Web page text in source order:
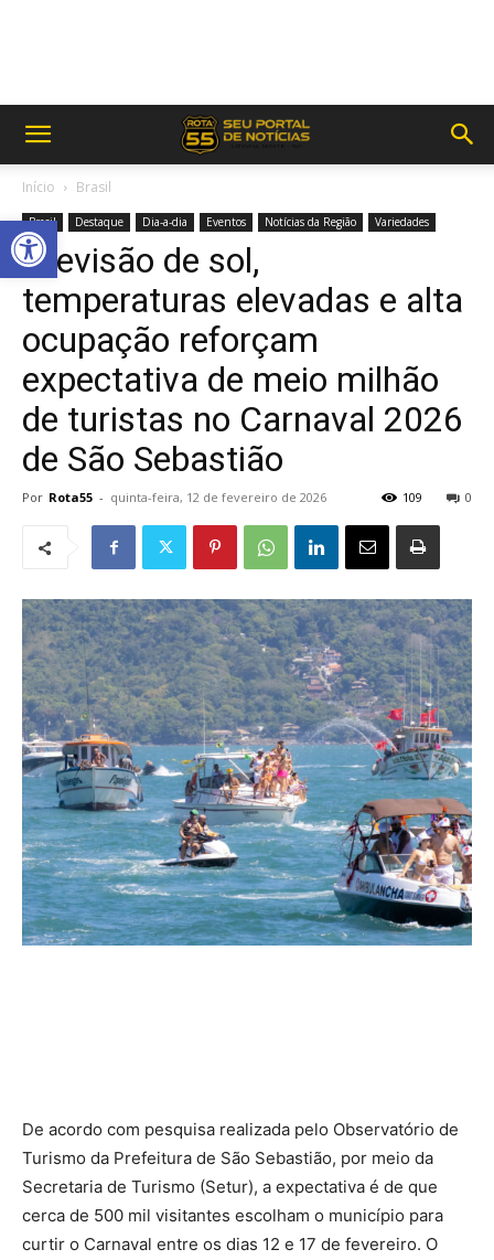
Abrir a barra de ferramentas
Início Brasil
Brasil Destaque Dia-a-dia Eventos Notícias da Região Variedades
Previsão de sol,
temperaturas elevadas e alta
ocupação reforçam
expectativa de meio milhão
de turistas no Carnaval 2026
de São Sebastião
Por Rota55 - quinta-feira, 12 de fevereiro de 2026 0
109
De acordo com pesquisa realizada pelo Observatório de
Turismo da Prefeitura de São Sebastião, por meio da
Secretaria de Turismo (Setur), a expectativa é de que
cerca de 500 mil visitantes escolham o município para
curtir o Carnaval entre os dias 12 e 17 de fevereiro. O